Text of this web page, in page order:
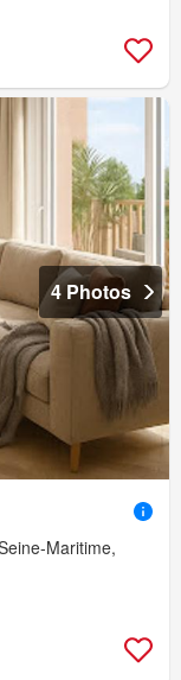
4 Photos
Maritime,